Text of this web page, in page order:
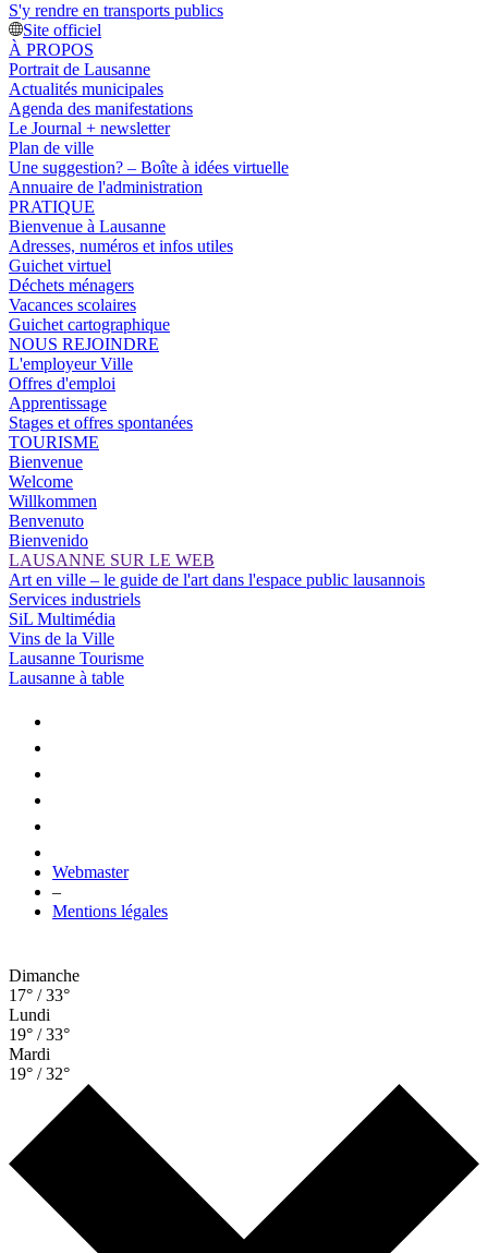
S'y rendre en transports publics
Site officiel
À PROPOS
Portrait de Lausanne
Actualités municipales
Agenda des manifestations
Le Journal + newsletter
Plan de ville
Une suggestion? – Boîte à idées virtuelle
Annuaire de l'administration
PRATIQUE
Bienvenue à Lausanne
Adresses, numéros et infos utiles
Guichet virtuel
Déchets ménagers
Vacances scolaires
Guichet cartographique
NOUS REJOINDRE
L'employeur Ville
Offres d'emploi
Apprentissage
Stages et offres spontanées
TOURISME
Bienvenue
Welcome
Willkommen
Benvenuto
Bienvenido
LAUSANNE SUR LE WEB
Art en ville – le guide de l'art dans l'espace public lausannois
Services industriels
SiL Multimédia
Vins de la Ville
Lausanne Tourisme
Lausanne à table
Webmaster
–
Mentions légales
Dimanche
17° / 33°
Lundi
19° / 33°
Mardi
19° / 32°